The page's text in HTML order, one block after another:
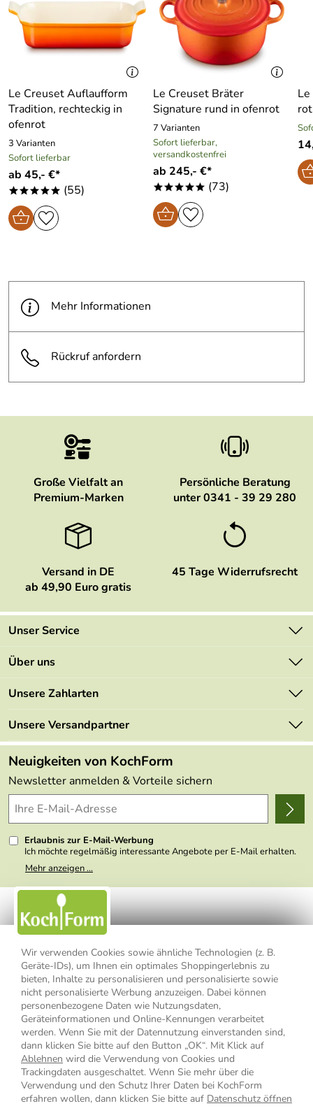
Wir verwenden Cookies sowie ähnliche Technologien (z. B.
Geräte-IDs), um Ihnen ein optimales Shoppingerlebnis zu
bieten, Inhalte zu personalisieren und personalisierte sowie
nicht personalisierte Werbung anzuzeigen. Dabei können
personenbezogene Daten wie Nutzungsdaten,
Geräteinformationen und Online-Kennungen verarbeitet
werden. Wenn Sie mit der Datennutzung einverstanden sind,
dann klicken Sie bitte auf den Button „OK“. Mit Klick auf
Ablehnen wird die Verwendung von Cookies und
Trackingdaten ausgeschaltet. Wenn Sie mehr über die
Verwendung und den Schutz Ihrer Daten bei KochForm
erfahren wollen, dann klicken Sie bitte auf Datenschutz öffnen
Le Creuset Auflaufform
Tradition, rechteckig in
ofenrot
3 Varianten
Sofort lieferbar
ab 45,- €*
***** (55)
Le Creuset Bräter
Signature rund in ofenrot
7 Varianten
Sofort lieferbar,
versandkostenfrei
ab 245,- €*
***** (73)
rot
Mehr Informationen
Rückruf anfordern
Große Vielfalt an
Premium-Marken
Persönliche Beratung
unter 0341 - 39 29 280
Versand in DE
ab 49,90 Euro gratis
45 Tage Widerrufsrecht
Unser Service
Kontakt
Mehrwertsteuerfrei
Retourenportal
FAQs
Lieferbedingungen
Delivery Terms
Kundenlogin
Über uns
Marken
Angebote
Made in Germany
Themen
Wir über uns
Presse
Unsere Zahlarten
Unsere Versandpartner
Neuigkeiten von KochForm
Newsletter anmelden & Vorteile sichern
Erlaubnis zur E-Mail-Werbung
Ich möchte regelmäßig interessante Angebote per E-Mail erhalten.
Meine E-Mail-Adresse wird nicht an andere Unternehmen
weitergegeben. Zu statistischen Zwecken wird in anonymer Form
nicht erkennbar, welche konkrete Person geklickt hat. Diese
Einwilligung zur Nutzung meiner E-Mail- Adresse für Werbezwecke
kann ich jederzeit mit Wirkung für die Zukunft widerrufen, indem ich
den Link "Abmelden" am Ende des Newsletters anklicke oder die
Option Newsletter im Mitgliederbereich deaktiviere. Die
Datenschutzerklärung
habe ich zur Kenntnis genommen.
Mehr anzeigen ...
Impressum Datenschutzerklärung
AGB
Widerrufsbelehrung
Widerrufsformular
Vertrag widerrufen
* Alle Preisangaben inkl. MwSt., bis 49,90 € Bestellwert zzgl.
Versandkosten, ab 49,90 € Bestellwert inkl.Versandkosteninnerhalb